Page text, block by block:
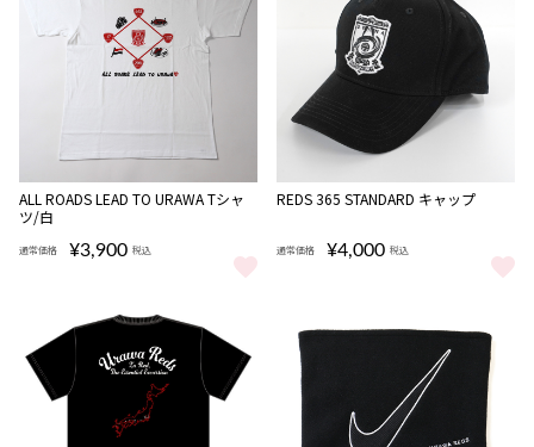
ALL ROADS LEAD TO URAWA Tシャ
ツ/白
通常価格 ¥3,900 税込
ALL ROADS LEAD TO URAWA Tシャツ/白 をもっと見る
REDS 365 STANDARD キャップ
通常価格 ¥4,000 税込
REDS 365 STANDARD キャップ